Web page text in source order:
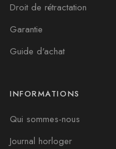
Droit de rétractation
Garantie
Guide d'achat
INFORMATIONS
Qui sommes-nous
Journal horloger